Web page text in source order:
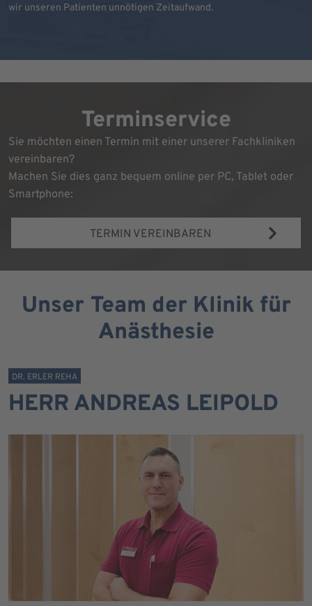
wir unseren Patienten unnötigen Zeitaufwand.
Terminservice
Sie möchten einen Termin mit einer unserer Fachkliniken
vereinbaren?
Machen Sie dies ganz bequem online per PC, Tablet oder
Smartphone:
TERMIN VEREINBAREN
Unser Team der Klinik für
Anästhesie
DR. ERLER REHA
HERR ANDREAS LEIPOLD